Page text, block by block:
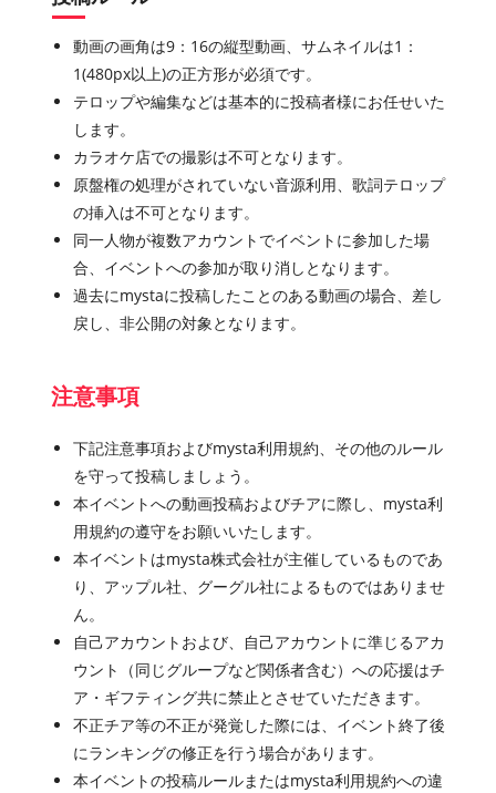
動画の画角は9：16の縦型動画、サムネイルは1：
1(480px以上)の正方形が必須です。
テロップや編集などは基本的に投稿者様にお任せいた
します。
カラオケ店での撮影は不可となります。
原盤権の処理がされていない音源利用、歌詞テロップ
の挿入は不可となります。
同一人物が複数アカウントでイベントに参加した場
合、イベントへの参加が取り消しとなります。
過去にmystaに投稿したことのある動画の場合、差し
戻し、非公開の対象となります。
注意事項
下記注意事項およびmysta利用規約、その他のルール
を守って投稿しましょう。
本イベントへの動画投稿およびチアに際し、mysta利
用規約の遵守をお願いいたします。
本イベントはmysta株式会社が主催しているものであ
り、アップル社、グーグル社によるものではありませ
ん。
自己アカウントおよび、自己アカウントに準じるアカ
ウント（同じグループなど関係者含む）への応援はチ
ア・ギフティング共に禁止とさせていただきます。
不正チア等の不正が発覚した際には、イベント終了後
にランキングの修正を行う場合があります。
本イベントの投稿ルールまたはmysta利用規約への違